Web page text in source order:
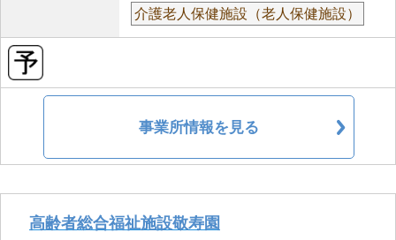
介護老人保健施設（老人保健施設）
事業所情報を見る
高齢者総合福祉施設敬寿園